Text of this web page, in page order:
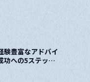
験豊富なアドバイ
功への5ステップ